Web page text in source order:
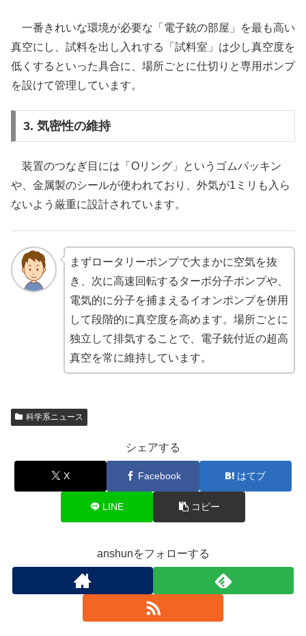
一番きれいな環境が必要な「電子銃の部屋」を最も高い
真空にし、試料を出し入れする「試料室」は少し真空度を
低くするといった具合に、場所ごとに仕切りと専用ポンプ
を設けて管理しています。
3. 気密性の維持
装置のつなぎ目には「Oリング」というゴムパッキン
や、金属製のシールが使われており、外気が1ミリも入ら
ないよう厳重に設計されています。
まずロータリーポンプで大まかに空気を抜
き、次に高速回転するターボ分子ポンプや、
電気的に分子を捕まえるイオンポンプを併用
して段階的に真空度を高めます。場所ごとに
独立して排気することで、電子銃付近の超高
真空を常に維持しています。
科学系ニュース
シェアする
X Facebook はてブ
LINE コピー
anshunをフォローする